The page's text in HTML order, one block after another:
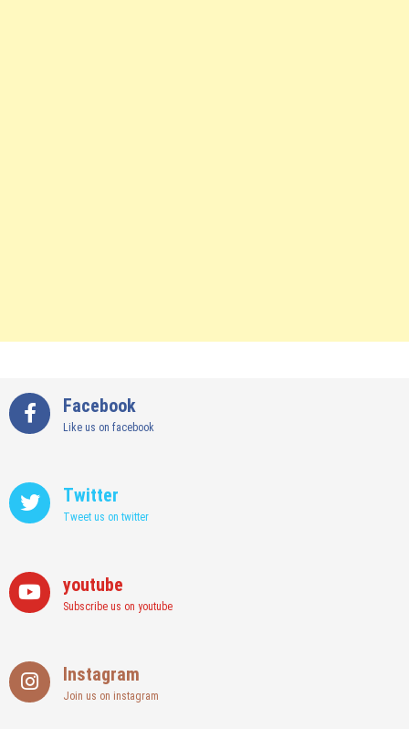
Facebook
Like us on facebook
Twitter
Tweet us on twitter
youtube
Subscribe us on youtube
Instagram
Join us on instagram